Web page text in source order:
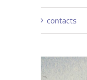
contacts